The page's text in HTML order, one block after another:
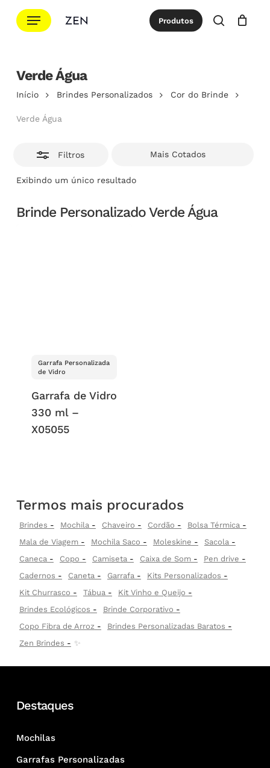
para
principal
Menu Produtos
procurar
Cotação Close
Verde Água
Início Brindes Personalizados Cor do Brinde
Verde Água
Filtros
Exibindo um único resultado
Brinde Personalizado Verde Água
Garrafa Personalizada
de Vidro
Garrafa de Vidro
330 ml –
X05055
Termos mais procurados
Brindes Mochila Chaveiro Cordão
Bolsa Térmica
Mala de Viagem
Mochila Saco Moleskine
Sacola
Caneca
Copo Camiseta Caixa de Som
Pen drive
Cadernos
Caneta Garrafa
Kits Personalizados
Kit Churrasco
Tábua
Kit Vinho e Queijo
Brindes Ecológicos
Brinde Corporativo
Copo Fibra de Arroz
Brindes Personalizadas Baratos
Zen Brindes
✨
Destaques
Mochilas
Garrafas Personalizadas